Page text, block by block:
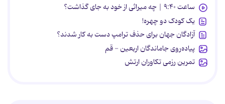
ساعت ۹:۴۰ | چه میراثی از خود به جای گذاشت؟
یک کودک دو چهره!
آزادگان جهان برای حذف ترامپ دست به کار شدند؟
پیاده‌روی جاماندگان اربعین - قم
تمرین رزمی تکاوران ارتش